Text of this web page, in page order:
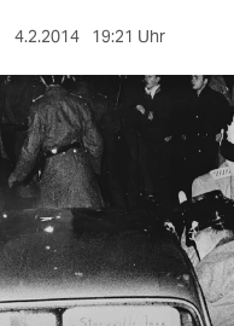
berlin
nord
wahrheit
verlag
verlag
veranstaltungen
4.2.2014 19:21 Uhr